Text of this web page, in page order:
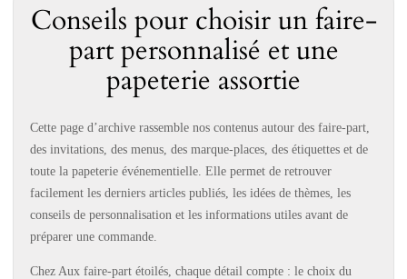
Conseils pour choisir un faire-
part personnalisé et une
papeterie assortie
Cette page d’archive rassemble nos contenus autour des faire-part,
des invitations, des menus, des marque-places, des étiquettes et de
toute la papeterie événementielle. Elle permet de retrouver
facilement les derniers articles publiés, les idées de thèmes, les
conseils de personnalisation et les informations utiles avant de
préparer une commande.
Chez Aux faire-part étoilés, chaque détail compte : le choix du